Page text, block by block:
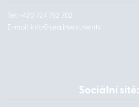
Tel: +420 724 752 702
E-mail: info@sea.investments
Sociální sítě: